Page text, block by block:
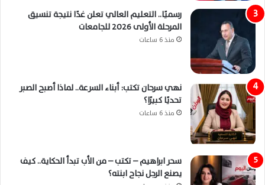
رسميًا.. التعليم العالي تعلن غدًا نتيجة تنسيق
المرحلة الأولى 2026 للجامعات
منذ 6 ساعات
نهي سرحان تكتب: أبناء السرعة.. لماذا أصبح الصبر
تحديًا كبيرًا؟
منذ 6 ساعات
سحر ابراهيم – تكتب – من الأب تبدأ الحكاية.. كيف
يصنع الرجل نجاح ابنته؟